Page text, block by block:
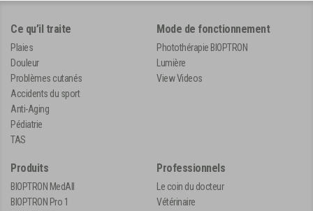
Ce qu’il traite
Plaies
Douleur
Problèmes cutanés
Accidents du sport
Anti-Aging
Pédiatrie
TAS
Mode de fonctionnement
Photothérapie BIOPTRON
Lumière
View Videos
Produits
BIOPTRON MedAll
BIOPTRON Pro 1
Professionnels
Le coin du docteur
Vétérinaire